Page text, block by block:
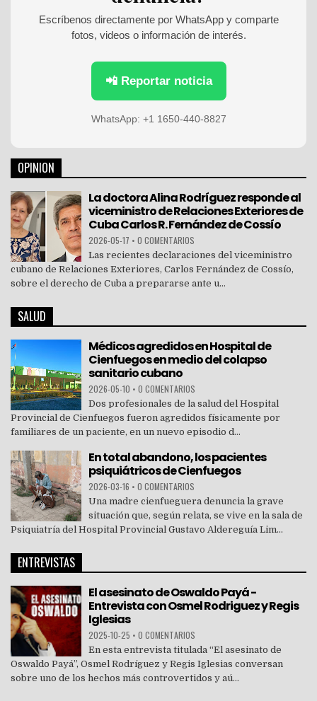
Escríbenos directamente por WhatsApp y comparte
fotos, videos o información de interés.
📲 Reportar noticia
WhatsApp: +1 1650-440-8827
OPINION
La doctora Alina Rodríguez responde al
viceministro de Relaciones Exteriores de
Cuba Carlos R. Fernández de Cossío
2026-05-17 • 0 COMENTARIOS
Las recientes declaraciones del viceministro
cubano de Relaciones Exteriores, Carlos Fernández de Cossío,
sobre el derecho de Cuba a prepararse ante u...
SALUD
Médicos agredidos en Hospital de
Cienfuegos en medio del colapso
sanitario cubano
2026-05-10 • 0 COMENTARIOS
Dos profesionales de la salud del Hospital
Provincial de Cienfuegos fueron agredidos físicamente por
familiares de un paciente, en un nuevo episodio d...
En total abandono, los pacientes
psiquiátricos de Cienfuegos
2026-03-16 • 0 COMENTARIOS
Una madre cienfueguera denuncia la grave
situación que, según relata, se vive en la sala de
Psiquiatría del Hospital Provincial Gustavo Aldereguía Lim...
ENTREVISTAS
El asesinato de Oswaldo Payá -
Entrevista con Osmel Rodriguez y Regis
Iglesias
2025-10-25 • 0 COMENTARIOS
En esta entrevista titulada “El asesinato de
Oswaldo Payá”, Osmel Rodríguez y Regis Iglesias conversan
sobre uno de los hechos más controvertidos y aú...